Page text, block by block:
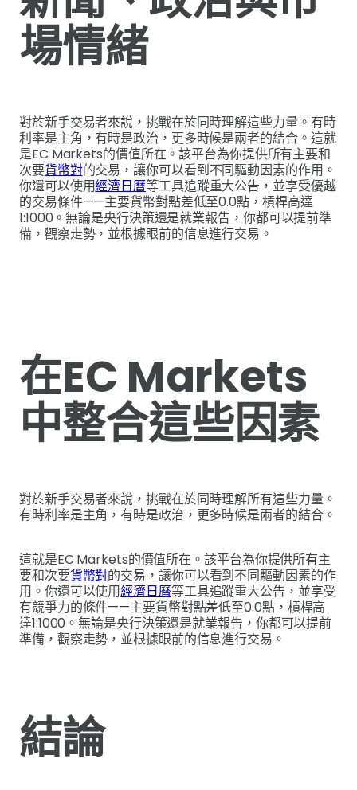
場情緒
對於新手交易者來說，挑戰在於同時理解這些力量。有時
利率是主角，有時是政治，更多時候是兩者的結合。這就
是EC Markets的價值所在。該平台為你提供所有主要和
次要貨幣對的交易，讓你可以看到不同驅動因素的作用。
你還可以使用經濟日曆等工具追蹤重大公告，並享受優越
的交易條件——主要貨幣對點差低至0.0點，槓桿高達
1:1000。無論是央行決策還是就業報告，你都可以提前準
備，觀察走勢，並根據眼前的信息進行交易。
在EC Markets
中整合這些因素
對於新手交易者來說，挑戰在於同時理解所有這些力量。
有時利率是主角，有時是政治，更多時候是兩者的結合。
這就是EC Markets的價值所在。該平台為你提供所有主
要和次要貨幣對的交易，讓你可以看到不同驅動因素的作
用。你還可以使用經濟日曆等工具追蹤重大公告，並享受
有競爭力的條件——主要貨幣對點差低至0.0點，槓桿高
達1:1000。無論是央行決策還是就業報告，你都可以提前
準備，觀察走勢，並根據眼前的信息進行交易。
結論